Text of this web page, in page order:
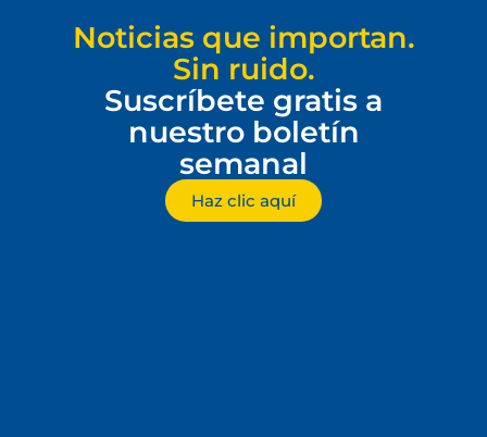
Noticias que importan.
Sin ruido.
Suscríbete gratis a
nuestro boletín
semanal
Haz clic aquí